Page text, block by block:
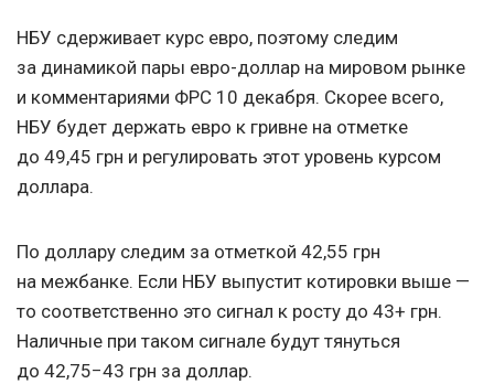
НБУ сдерживает курс евро, поэтому следим
за динамикой пары евро-доллар на мировом рынке
и комментариями ФРС 10 декабря. Скорее всего,
НБУ будет держать евро к гривне на отметке
до 49,45 грн и регулировать этот уровень курсом
доллара.
По доллару следим за отметкой 42,55 грн
на межбанке. Если НБУ выпустит котировки выше —
то соответственно это сигнал к росту до 43+ грн.
Наличные при таком сигнале будут тянуться
до 42,75−43 грн за доллар.